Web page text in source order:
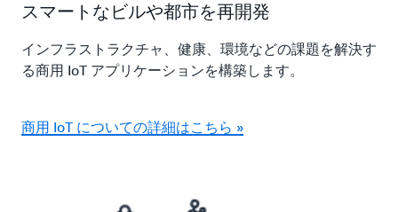
スマートなビルや都市を再開発
インフラストラクチャ、健康、環境などの課題を解決す
る商用 IoT アプリケーションを構築します。
商用 IoT についての詳細はこちら »